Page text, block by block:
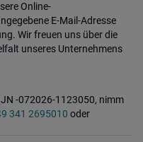
Online-
E-Mail-Adresse
Wir freuen uns über die
unseres Unternehmens
-072026-1123050, nimm
341 2695010 oder